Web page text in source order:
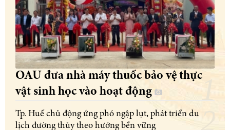
OAU đưa nhà máy thuốc bảo vệ thực
vật sinh học vào hoạt động
Tp. Huế chủ động ứng phó ngập lụt, phát triển du
lịch đường thủy theo hướng bền vững